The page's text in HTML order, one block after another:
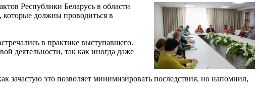
Республики Беларусь в области
которые должны проводиться в
в практике выступавшего.
деятельности, так как иногда даже
это позволяет минимизировать последствия, но напомнил,